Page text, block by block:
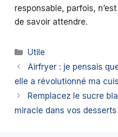
responsable, parfois,
de savoir attendre.
Catégories
Utile
Airfryer : je pensais
elle a révolutionné ma
Remplacez le sucre
miracle dans vos